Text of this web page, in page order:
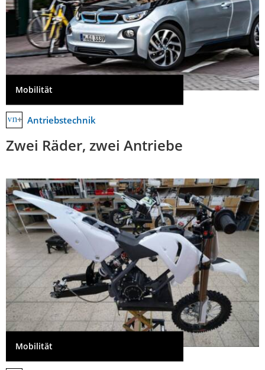
Mobilität
Antriebstechnik
Zwei Räder, zwei Antriebe
Mobilität